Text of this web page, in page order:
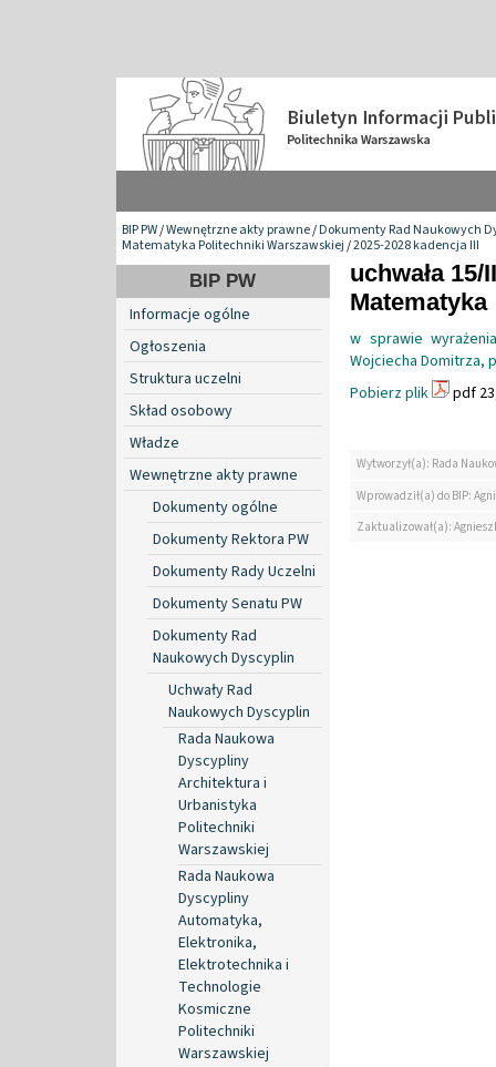
BIP PW/Wewnętrzne akty prawne/Dokumenty Rad Naukowych
Matematyka Politechniki Warszawskiej/2025-2028 kadencja III
BIP PW
Informacje ogólne
Ogłoszenia
Struktura uczelni
Skład osobowy
Władze
Wewnętrzne akty prawne
Dokumenty ogólne
Dokumenty Rektora PW
Dokumenty Rady Uczelni
Dokumenty Senatu PW
Dokumenty Rad
Naukowych Dyscyplin
Uchwały Rad
Naukowych Dyscyplin
Rada Naukowa
Dyscypliny
Architektura i
Urbanistyka
Politechniki
Warszawskiej
Rada Naukowa
Dyscypliny
Automatyka,
Elektronika,
Elektrotechnika i
Technologie
Kosmiczne
Politechniki
Warszawskiej
uchwała
Matematyka
w sprawie
Wojciecha Domitrza,
Pobierz plik
pdf
Wytworzył(a): Rada
Wprowadził(a) do BIP:
Zaktualizował(a):